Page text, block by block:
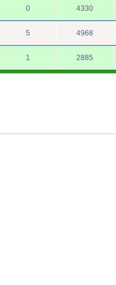
0 4330
5 4968
1 2885